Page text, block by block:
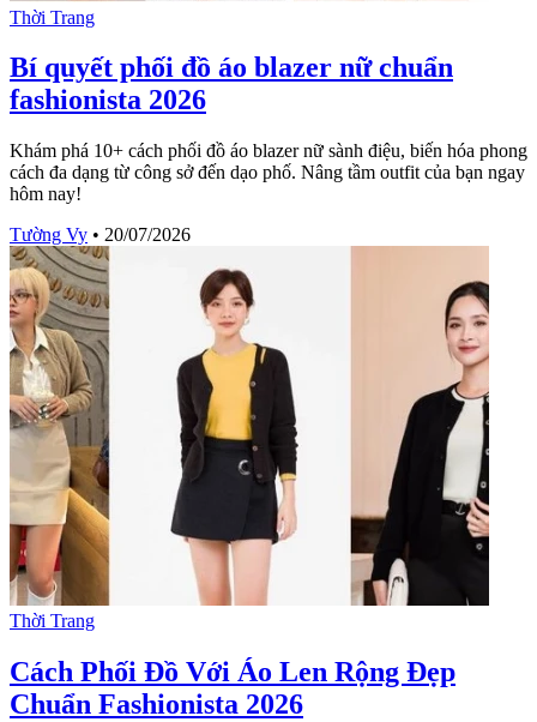
Thời Trang
Bí quyết phối đồ áo blazer nữ chuẩn
fashionista 2026
Khám phá 10+ cách phối đồ áo blazer nữ sành điệu, biến hóa phong
cách đa dạng từ công sở đến dạo phố. Nâng tầm outfit của bạn ngay
hôm nay!
Tường Vy • 20/07/2026
Thời Trang
Cách Phối Đồ Với Áo Len Rộng Đẹp
Chuẩn Fashionista 2026